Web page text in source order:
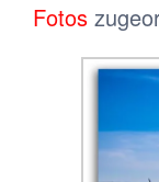
Fotos